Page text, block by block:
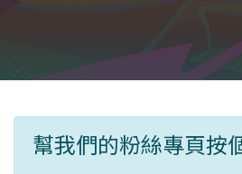
幫我們的粉絲專頁按